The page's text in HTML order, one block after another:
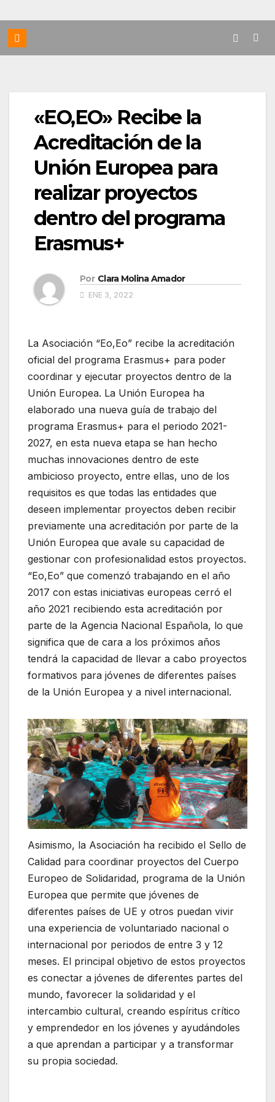
«EO,EO» Recibe la
Acreditación de la
Unión Europea para
realizar proyectos
dentro del programa
Erasmus+
Por Clara Molina Amador
ENE 3, 2022
La Asociación “Eo,Eo” recibe la acreditación
oficial del programa Erasmus+ para poder
coordinar y ejecutar proyectos dentro de la
Unión Europea. La Unión Europea ha
elaborado una nueva guía de trabajo del
programa Erasmus+ para el periodo 2021-
2027, en esta nueva etapa se han hecho
muchas innovaciones dentro de este
ambicioso proyecto, entre ellas, uno de los
requisitos es que todas las entidades que
deseen implementar proyectos deben recibir
previamente una acreditación por parte de la
Unión Europea que avale su capacidad de
gestionar con profesionalidad estos proyectos.
“Eo,Eo” que comenzó trabajando en el año
2017 con estas iniciativas europeas cerró el
año 2021 recibiendo esta acreditación por
parte de la Agencia Nacional Española, lo que
significa que de cara a los próximos años
tendrá la capacidad de llevar a cabo proyectos
formativos para jóvenes de diferentes países
de la Unión Europea y a nivel internacional.
Asimismo, la Asociación ha recibido el Sello de
Calidad para coordinar proyectos del Cuerpo
Europeo de Solidaridad, programa de la Unión
Europea que permite que jóvenes de
diferentes países de UE y otros puedan vivir
una experiencia de voluntariado nacional o
internacional por periodos de entre 3 y 12
meses. El principal objetivo de estos proyectos
es conectar a jóvenes de diferentes partes del
mundo, favorecer la solidaridad y el
intercambio cultural, creando espíritus crítico
y emprendedor en los jóvenes y ayudándoles
a que aprendan a participar y a transformar
su propia sociedad.